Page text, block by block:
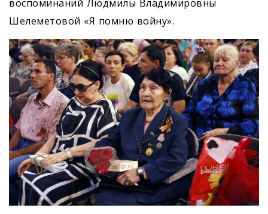
воспоминаний Людмилы Владимировны
Шелеметовой «Я помню войну».